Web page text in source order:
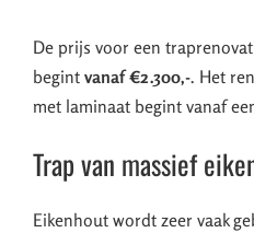
De prijs voor een
begint vanaf €2.300,-. Het
met laminaat begint vanaf
Trap van massief
Eikenhout wordt zeer vaak